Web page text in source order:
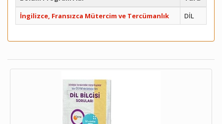
İngilizce, Fransızca Mütercim ve Tercümanlık
DİL